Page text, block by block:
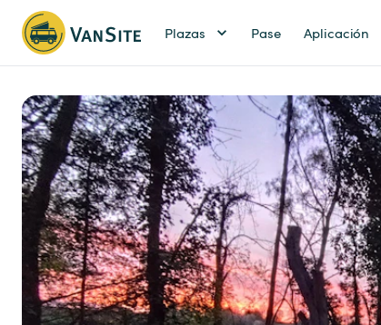
Plazas Pase Aplicación